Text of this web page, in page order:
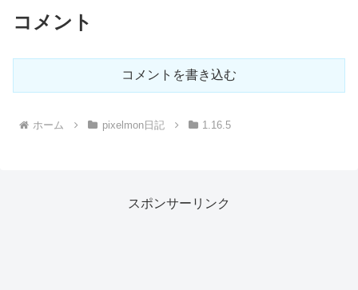
コメント
コメントを書き込む
ホーム pixelmon日記 1.16.5
スポンサーリンク